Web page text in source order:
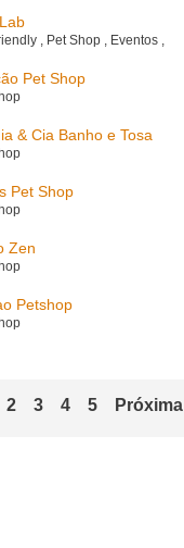
, Pet Shop , Eventos ,
Pet Shop
& Cia Banho e Tosa
Pet Shop
Zen
Petshop
2 3 4 5 Próxima